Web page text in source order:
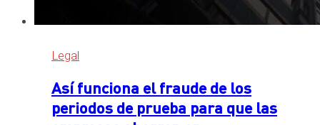
Legal
Así funciona el fraude de los
periodos de prueba para que las